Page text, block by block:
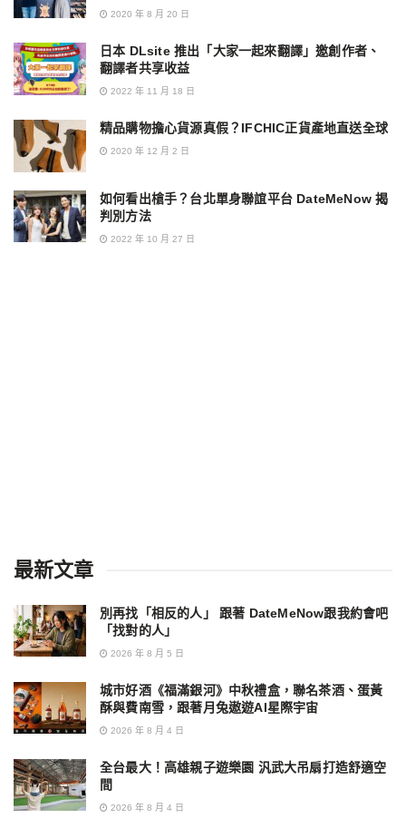
2020 年 8 月 20 日
日本 DLsite 推出「大家一起來翻譯」邀創作者、
翻譯者共享收益
2022 年 11 月 18 日
精品購物擔心貨源真假？IFCHIC正貨產地直送全球
2020 年 12 月 2 日
如何看出槍手？台北單身聯誼平台 DateMeNow 揭
判別方法
2022 年 10 月 27 日
最新文章
別再找「相反的人」 跟著 DateMeNow跟我約會吧
「找對的人」
2026 年 8 月 5 日
城市好酒《福滿銀河》中秋禮盒，聯名茶酒、蛋黃
酥與費南雪，跟著月兔遨遊AI星際宇宙
2026 年 8 月 4 日
全台最大！高雄親子遊樂園 汎武大吊扇打造舒適空
間
2026 年 8 月 4 日